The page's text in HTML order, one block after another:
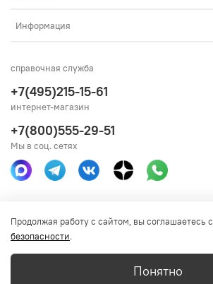
Информация
Получить консультацию
справочная служба
+7(495)215-15-61
интернет-магазин
+7(800)555-29-51
Мы в соц. сетях
Продолжая работу с сайтом, вы соглашаетесь с
безопасности.
Понятно